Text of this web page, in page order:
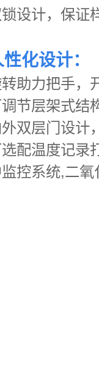
设计，保证
性化设计：
助力把手，
节层架式结
双层门设计
配温度记录
控系统,二